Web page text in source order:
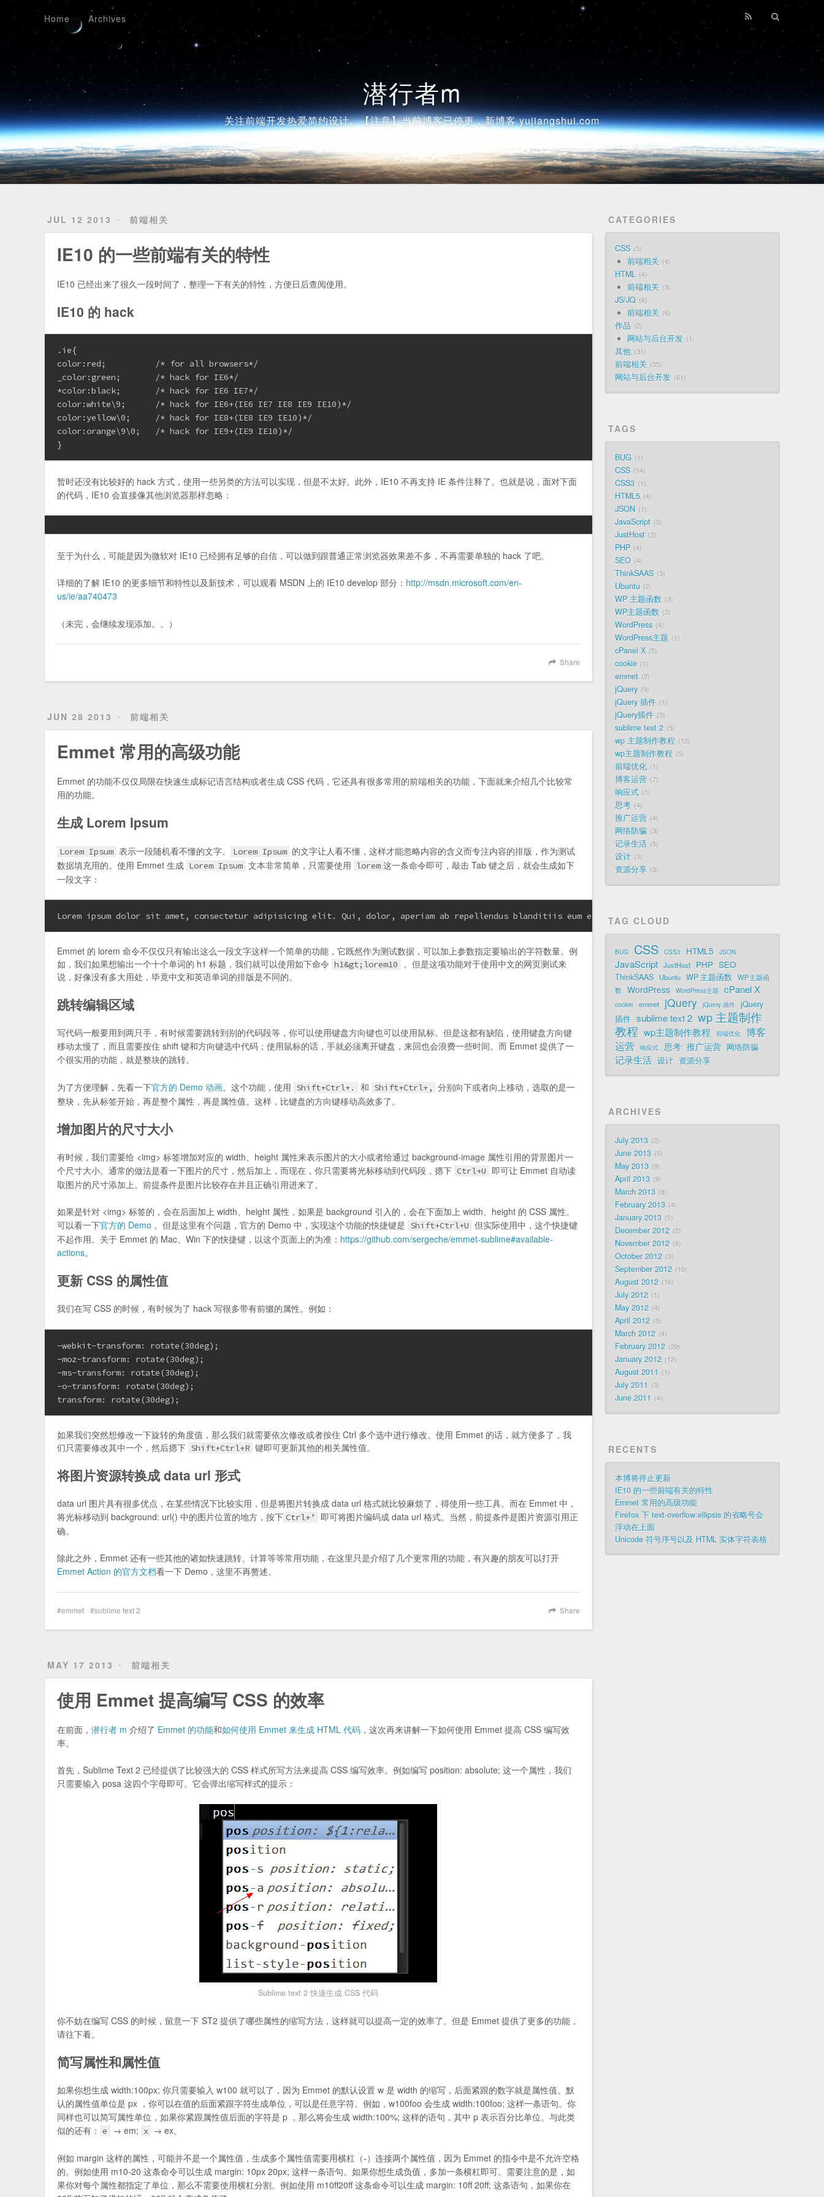
潜行者m
关注前端开发热爱简约设计。【注意】当前博客已停更，新博客 yujiangshui.com
Home Archives
JUL 12 2013 前端相关
IE10 的一些前端有关的特性
IE10 已经出来了很久一段时间了，整理一下有关的特性，方便日后查阅使用。
IE10 的 hack
.ie{
color:red;          /* for all browsers*/
_color:green;       /* hack for IE6*/
*color:black;       /* hack for IE6 IE7*/
color:white\9;      /* hack for IE6+(IE6 IE7 IE8 IE9 IE10)*/
color:yellow\0;     /* hack for IE8+(IE8 IE9 IE10)*/
color:orange\9\0;   /* hack for IE9+(IE9 IE10)*/
}
暂时还没有比较好的 hack 方式，使用一些另类的方法可以实现，但是不太好。此外，IE10 不再支持 IE 条件注释了。也就是说，面对下面
的代码，IE10 会直接像其他浏览器那样忽略：
至于为什么，可能是因为微软对 IE10 已经拥有足够的自信，可以做到跟普通正常浏览器效果差不多，不再需要单独的 hack 了吧。
详细的了解 IE10 的更多细节和特性以及新技术，可以观看 MSDN 上的 IE10 develop 部分： http://msdn.microsoft.com/en-
us/ie/aa740473
（未完，会继续发现添加。。）
Share
JUN 28 2013 前端相关
Emmet 常用的高级功能
Emmet 的功能不仅仅局限在快速生成标记语言结构或者生成 CSS 代码，它还具有很多常用的前端相关的功能，下面就来介绍几个比较常
用的功能。
生成 Lorem Ipsum
Lorem Ipsum 表示一段随机看不懂的文字。 Lorem Ipsum 的文字让人看不懂，这样才能忽略内容的含义而专注内容的排版，作为测试
数据填充用的。使用 Emmet 生成 Lorem Ipsum 文本非常简单，只需要使用 lorem 这一条命令即可，敲击 Tab 键之后，就会生成如下
一段文字：
Lorem ipsum dolor sit amet, consectetur adipisicing elit. Qui, dolor, aperiam ab repellendus blanditiis eum exercitationem. Quae, reprehenderit repellat
Emmet 的 lorem 命令不仅仅只有输出这么一段文字这样一个简单的功能，它既然作为测试数据，可以加上参数指定要输出的字符数量。例
如，我们如果想输出一个十个单词的 h1 标题，我们就可以使用如下命令 h1&gt;lorem10
。但是这项功能对于使用中文的网页测试来
说，好像没有多大用处，毕竟中文和英语单词的排版是不同的。
跳转编辑区域
写代码一般要用到两只手，有时候需要跳转到别的代码段等，你可以使用键盘方向键也可以使用鼠标。但是这都有缺陷，使用键盘方向键
移动太慢了，而且需要按住 shift 键和方向键选中代码；使用鼠标的话，手就必须离开键盘，来回也会浪费一些时间。而 Emmet 提供了一
个很实用的功能，就是整块的跳转。
为了方便理解，先看一下官方的 Demo 动画。这个功能，使用 Shift+Ctrl+. 和 Shift+Ctrl+, 分别向下或者向上移动，选取的是一
整块，先从标签开始，再是整个属性，再是属性值。这样，比键盘的方向键移动高效多了。
增加图片的尺寸大小
有时候，我们需要给 <img> 标签增加对应的 width、height 属性来表示图片的大小或者给通过 background-image 属性引用的背景图片一
个尺寸大小。通常的做法是看一下图片的尺寸，然后加上，而现在，你只需要将光标移动到代码段，摁下 Ctrl+U
即可让 Emmet 自动读
取图片的尺寸添加上。前提条件是图片比较存在并且正确引用进来了。
如果是针对 <img> 标签的，会在后面加上 width、height 属性，如果是 background 引入的，会在下面加上 width、height 的 CSS 属性。
可以看一下官方的 Demo 。但是这里有个问题，官方的 Demo 中，实现这个功能的快捷键是 Shift+Ctrl+U 但实际使用中，这个快捷键
不起作用。关于 Emmet 的 Mac、Win 下的快捷键，以这个页面上的为准： https://github.com/sergeche/emmet-sublime#available-
actions。
更新 CSS 的属性值
我们在写 CSS 的时候，有时候为了 hack 写很多带有前缀的属性。例如：
-webkit-transform: rotate(30deg);
-moz-transform: rotate(30deg);
-ms-transform: rotate(30deg);
-o-transform: rotate(30deg);
transform: rotate(30deg);
如果我们突然想修改一下旋转的角度值，那么我们就需要依次修改或者按住 Ctrl 多个选中进行修改。使用 Emmet 的话，就方便多了，我
们只需要修改其中一个，然后摁下 Shift+Ctrl+R 键即可更新其他的相关属性值。
将图片资源转换成 data url 形式
data url 图片具有很多优点，在某些情况下比较实用，但是将图片转换成 data url 格式就比较麻烦了，得使用一些工具。而在 Emmet 中，
将光标移动到 background: url() 中的图片位置的地方，按下 Ctrl+’
即可将图片编码成 data url 格式。当然，前提条件是图片资源引用正
确。
除此之外，Emmet 还有一些其他的诸如快速跳转、计算等等常用功能，在这里只是介绍了几个更常用的功能，有兴趣的朋友可以打开
Emmet Action 的官方文档看一下 Demo，这里不再赘述。
Share
emmet sublime text 2
MAY 17 2013 前端相关
使用 Emmet 提高编写 CSS 的效率
在前面，潜行者 m 介绍了 Emmet 的功能和如何使用 Emmet 来生成 HTML 代码 ，这次再来讲解一下如何使用 Emmet 提高 CSS 编写效
率。
首先，Sublime Text 2 已经提供了比较强大的 CSS 样式所写方法来提高 CSS 编写效率。例如编写 position: absolute; 这一个属性，我们
只需要输入 posa 这四个字母即可。它会弹出缩写样式的提示：
Sublime text 2 快速生成 CSS 代码
你不妨在编写 CSS 的时候，留意一下 ST2 提供了哪些属性的缩写方法，这样就可以提高一定的效率了。但是 Emmet 提供了更多的功能，
请往下看。
简写属性和属性值
如果你想生成 width:100px; 你只需要输入 w100 就可以了，因为 Emmet 的默认设置 w 是 width 的缩写，后面紧跟的数字就是属性值。默
认的属性值单位是 px ，你可以在值的后面紧跟字符生成单位，可以是任意字符。例如，w100foo 会生成 width:100foo; 这样一条语句。你
同样也可以简写属性单位，如果你紧跟属性值后面的字符是 p ，那么将会生成 width:100%; 这样的语句，其中 p 表示百分比单位。与此类
似的还有： e → em; x → ex。
例如 margin 这样的属性，可能并不是一个属性值，生成多个属性值需要用横杠（-）连接两个属性值，因为 Emmet 的指令中是不允许空格
的。例如使用 m10-20 这条命令可以生成 margin: 10px 20px; 这样一条语句。如果你想生成负值，多加一条横杠即可。需要注意的是，如
果你对每个属性都指定了单位，那么不需要使用横杠分割。例如使用 m10ff20ff 这条命令可以生成 margin: 10ff 20ff; 这条语句，如果你在
CATEGORIES
CSS 5
前端相关 4
HTML 4
前端相关 3
JS/JQ 6
前端相关 6
作品 2
网站与后台开发 1
其他 31
前端相关 35
网站与后台开发 61
TAGS
BUG 1
CSS 14
CSS3 1
HTML5 4
JSON 1
JavaScript 5
JustHost 2
PHP 4
SEO 4
ThinkSAAS 3
Ubuntu 2
WP 主题函数 3
WP主题函数 2
WordPress 4
WordPress主题 1
cPanel X 5
cookie 1
emmet 2
jQuery 9
jQuery 插件 1
jQuery插件 3
sublime text 2 5
wp 主题制作教程 12
wp主题制作教程 5
前端优化 1
博客运营 7
响应式 1
思考 4
推广运营 4
网络防骗 3
记录生活 5
设计 3
资源分享 3
TAG CLOUD
BUG CSS CSS3 HTML5 JSON
JavaScript JustHost PHP SEO
ThinkSAAS Ubuntu WP 主题函数 WP主题函
数 WordPress WordPress主题 cPanel X
cookie emmet jQuery jQuery 插件
jQuery
插件 sublime text 2 wp 主题制作
教程 wp主题制作教程 前端优化
博客
运营
响应式 思考 推广运营 网络防骗
记录生活 设计 资源分享
ARCHIVES
July 2013 2
June 2013 5
May 2013 9
April 2013 9
March 2013 8
February 2013 4
January 2013 5
December 2012 2
November 2012 8
October 2012 3
September 2012 10
August 2012 16
July 2012 1
May 2012 4
April 2012 5
March 2012 4
February 2012 29
January 2012 12
August 2011 1
July 2011 3
June 2011 4
RECENTS
本博将停止更新
IE10 的一些前端有关的特性
Emmet 常用的高级功能
Firefox 下 text-overflow:ellipsis 的省略号会
浮动在上面
Unicode 符号序号以及 HTML 实体字符表格
Archives